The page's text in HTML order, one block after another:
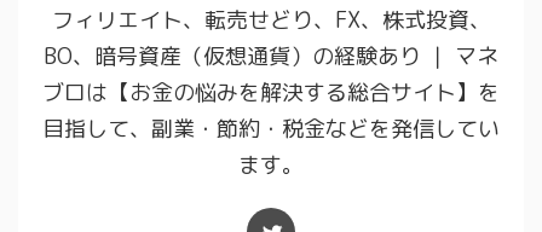
フィリエイト、転売せどり、FX、株式投資、
BO、暗号資産（仮想通貨）の経験あり ｜ マネ
ブロは【お金の悩みを解決する総合サイト】を
目指して、副業・節約・税金などを発信してい
ます。